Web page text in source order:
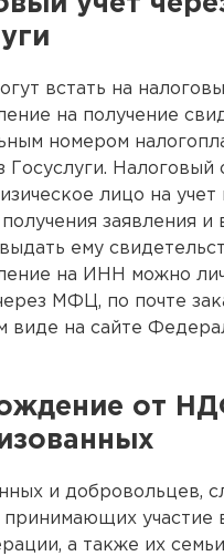
учет
встать на
на получение
номером
Налоговый
лицо на учет
заявления и
ему
на ИНН можно
МФЦ, по почте
виде на сайте
от
и добровольцев,
принимающих участие
а также их